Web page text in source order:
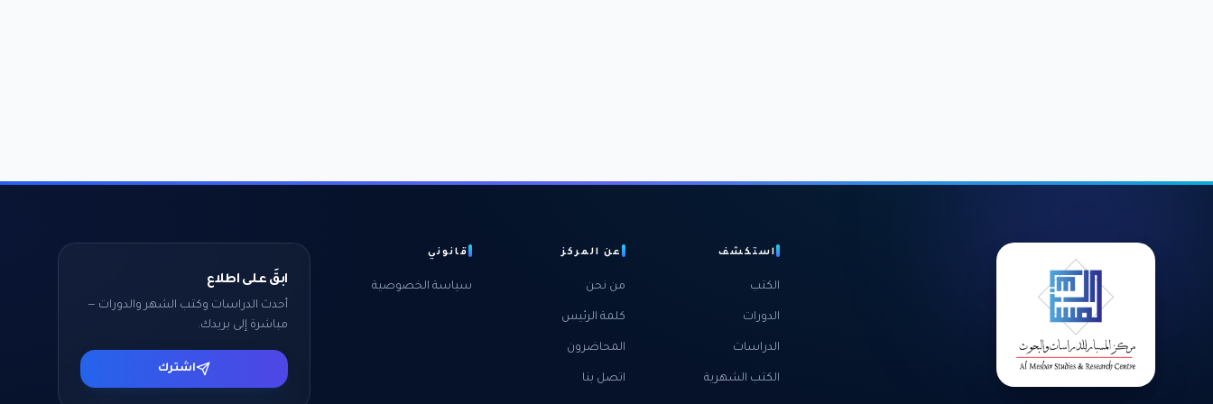
استكشف
الكتب
الدورات
الدراسات
الكتب الشهرية
عن المركز
من نحن
كلمة الرئيس
المحاضرون
اتصل بنا
قانوني
سياسة الخصوصية
ابقَ على اطلاع
أحدث الدراسات وكتب الشهر والدورات —
مباشرة إلى بريدك.
اشترك